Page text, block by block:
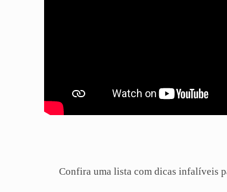
Confira uma lista com dicas infalíveis